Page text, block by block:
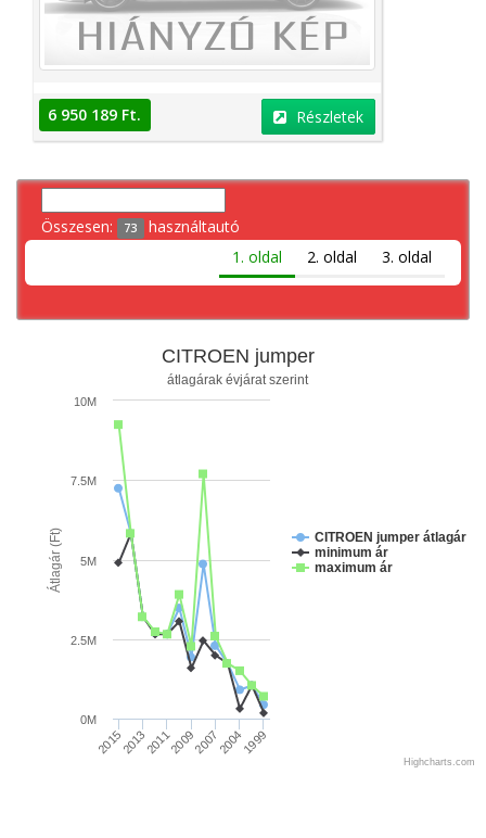
6 950 189 Ft. Részletek
Összesen: 73 használtautó
1. oldal
2. oldal 3. oldal
Átlagár (Ft)
CITROEN jumper
átlagárak évjárat szerint
CITROEN jumper átlagár
minimum ár
maximum ár
2015201320112009200720041999
0M
2.5M
5M
7.5M
10M
Highcharts.com